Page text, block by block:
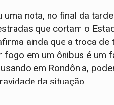
uma nota, no final da
que cortam o
ainda que a troca
fogo em um ônibus é um
em Rondônia,
da situação.